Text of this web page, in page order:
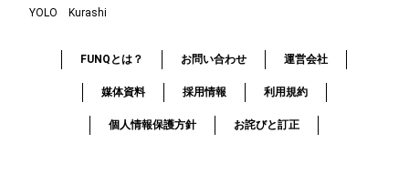
YOLO Kurashi
FUNQとは？ お問い合わせ 運営会社
媒体資料 採用情報 利用規約
個人情報保護方針 お詫びと訂正